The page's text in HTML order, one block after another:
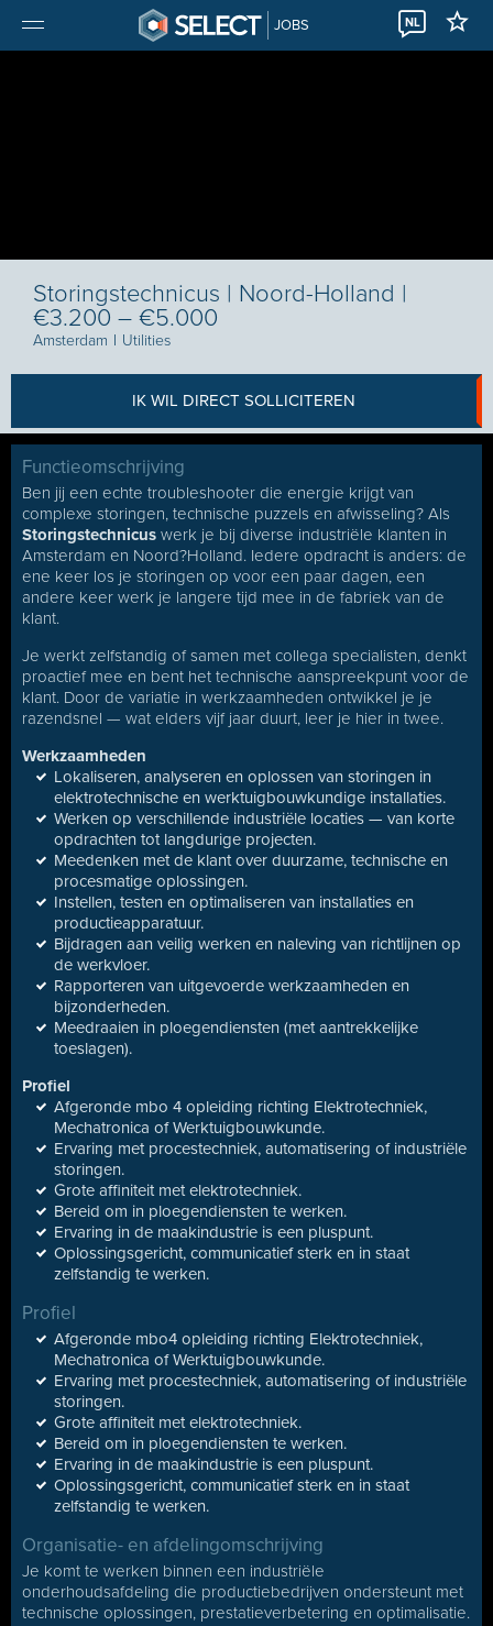
JOBS NL
Storingstechnicus | Noord-Holland |
€3.200 – €5.000
Amsterdam I Utilities
IK WIL DIRECT SOLLICITEREN
Functieomschrijving
Ben jij een echte troubleshooter die energie krijgt van
complexe storingen, technische puzzels en afwisseling? Als
Storingstechnicus werk je bij diverse industriële klanten in
Amsterdam en Noord?Holland. Iedere opdracht is anders: de
ene keer los je storingen op voor een paar dagen, een
andere keer werk je langere tijd mee in de fabriek van de
klant.
Je werkt zelfstandig of samen met collega specialisten, denkt
proactief mee en bent het technische aanspreekpunt voor de
klant. Door de variatie in werkzaamheden ontwikkel je je
razendsnel — wat elders vijf jaar duurt, leer je hier in twee.
Werkzaamheden
Lokaliseren, analyseren en oplossen van storingen in
elektrotechnische en werktuigbouwkundige installaties.
Werken op verschillende industriële locaties — van korte
opdrachten tot langdurige projecten.
Meedenken met de klant over duurzame, technische en
procesmatige oplossingen.
Instellen, testen en optimaliseren van installaties en
productieapparatuur.
Bijdragen aan veilig werken en naleving van richtlijnen op
de werkvloer.
Rapporteren van uitgevoerde werkzaamheden en
bijzonderheden.
Meedraaien in ploegendiensten (met aantrekkelijke
toeslagen).
Profiel
Afgeronde mbo 4 opleiding richting Elektrotechniek,
Mechatronica of Werktuigbouwkunde.
Ervaring met procestechniek, automatisering of industriële
storingen.
Grote affiniteit met elektrotechniek.
Bereid om in ploegendiensten te werken.
Ervaring in de maakindustrie is een pluspunt.
Oplossingsgericht, communicatief sterk en in staat
zelfstandig te werken.
Profiel
Afgeronde mbo4 opleiding richting Elektrotechniek,
Mechatronica of Werktuigbouwkunde.
Ervaring met procestechniek, automatisering of industriële
storingen.
Grote affiniteit met elektrotechniek.
Bereid om in ploegendiensten te werken.
Ervaring in de maakindustrie is een pluspunt.
Oplossingsgericht, communicatief sterk en in staat
zelfstandig te werken.
Organisatie- en afdelingomschrijving
Je komt te werken binnen een industriële
onderhoudsafdeling die productiebedrijven ondersteunt met
technische oplossingen, prestatieverbetering en optimalisatie.